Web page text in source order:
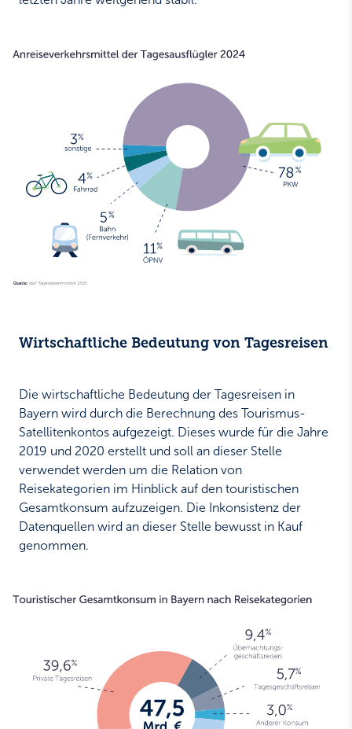
Wirtschaftliche Bedeutung von Tagesreisen
Die wirtschaftliche Bedeutung der Tagesreisen in
Bayern wird durch die Berechnung des Tourismus-
Satellitenkontos aufgezeigt. Dieses wurde für die Jahre
2019 und 2020 erstellt und soll an dieser Stelle
verwendet werden um die Relation von
Reisekategorien im Hinblick auf den touristischen
Gesamtkonsum aufzuzeigen. Die Inkonsistenz der
Datenquellen wird an dieser Stelle bewusst in Kauf
genommen.